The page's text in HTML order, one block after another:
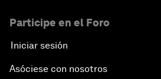
Participe en el Foro
Iniciar sesión
Asóciese con nosotros